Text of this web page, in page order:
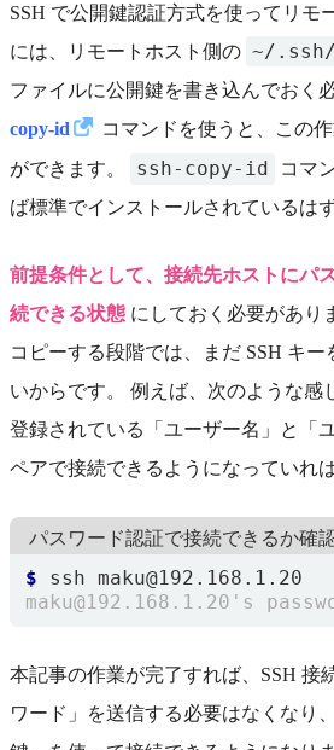
SSH で公開鍵認証方式を使ってリモ
には、リモートホスト側の ~/.ssh/
ファイルに公開鍵を書き込んでおく
copy-id
コマンドを使うと、この
ができます。
ssh-copy-id
コマ
ば標準でインストールされているはず
前提条件として、接続先ホストにパ
続できる状態 にしておく必要があり
コピーする段階では、まだ SSH キ
いからです。 例えば、次のような感
登録されている「ユーザー名」と「
ペアで接続できるようになっていれ
パスワード認証で接続できるか確
$
本記事の作業が完了すれば、SSH 接
ワード」を送信する必要はなくなり